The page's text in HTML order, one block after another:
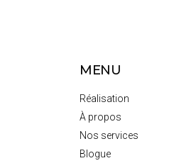
MENU
Réalisation
À propos
Nos services
Blogue